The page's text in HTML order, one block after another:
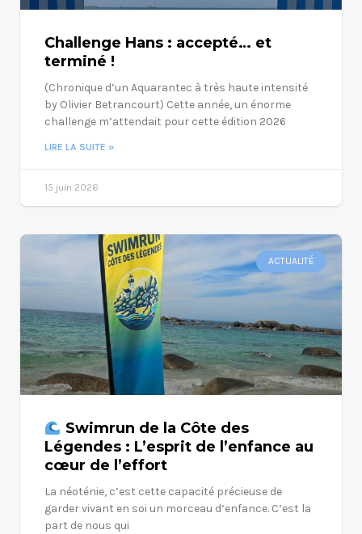
Challenge Hans : accepté… et
terminé !
(Chronique d’un Aquarantec à très haute intensité
by Olivier Betrancourt) Cette année, un énorme
challenge m’attendait pour cette édition 2026
LIRE LA SUITE »
15 juin 2026
ACTUALITÉ
Swimrun de la Côte des
Légendes : L’esprit de l’enfance au
cœur de l’effort
La néoténie, c’est cette capacité précieuse de
garder vivant en soi un morceau d’enfance. C’est la
part de nous qui